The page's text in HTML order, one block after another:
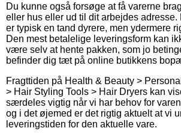
Du kunne også forsøge at få varerne
eller hus eller ud til dit arbejdes adresse.
er typisk en tand dyrere, men ydermere
Den mest betalelige leveringsform kan
være selv at hente pakken, som jo
befinder dig tæt på online butikkens
Fragttiden på Health & Beauty >
> Hair Styling Tools > Hair Dryers kan
særdeles vigtig når vi har behov for
og i det øjemed er det rigtig aktuelt at vi
leveringstiden for den aktuelle vare.